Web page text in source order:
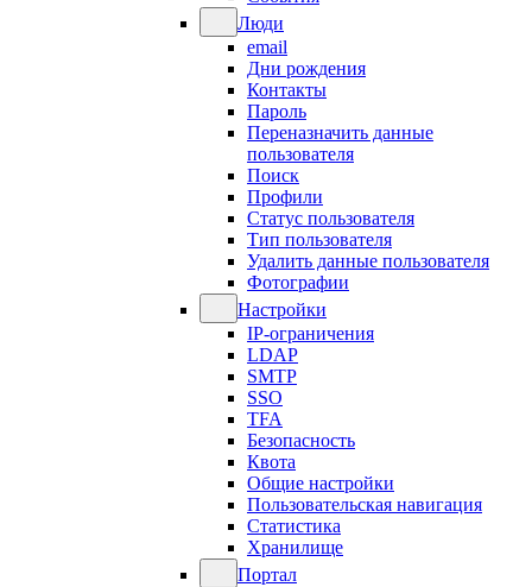
Люди
email
Дни рождения
Контакты
Пароль
Переназначить данные
пользователя
Поиск
Профили
Статус пользователя
Тип пользователя
Удалить данные пользователя
Фотографии
Настройки
IP-ограничения
LDAP
SMTP
SSO
TFA
Безопасность
Квота
Общие настройки
Пользовательская навигация
Статистика
Хранилище
Портал